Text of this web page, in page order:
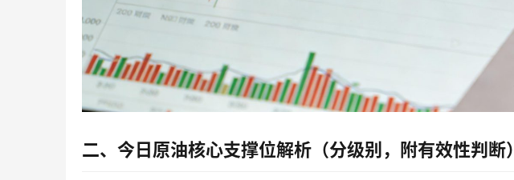
二、今日原油核心支撑位解析（分级别，附有效性判断）